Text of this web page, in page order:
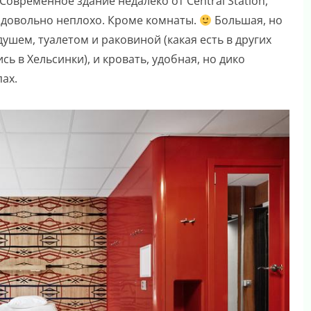
неплохо. Кроме комнаты.
Большая, но
туалетом и раковиной (какая есть в других
в Хельсинки), и кровать, удобная, но дико